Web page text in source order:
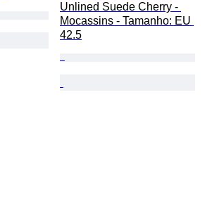
Unlined Suede Cherry -
Mocassins - Tamanho: EU
42.5